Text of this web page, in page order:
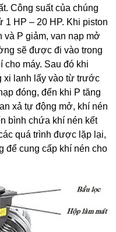
Công suất của chúng
1 HP – 20 HP. Khi piston
và P giảm, van nạp mở
sẽ được đi vào trong
cho máy. Sau đó khi
xi lanh lấy vào từ trước
đóng, đến khi P tăng
xả tự động mở, khí nén
bình chứa khí nén kết
quá trình được lặp lại,
để cung cấp khí nén cho